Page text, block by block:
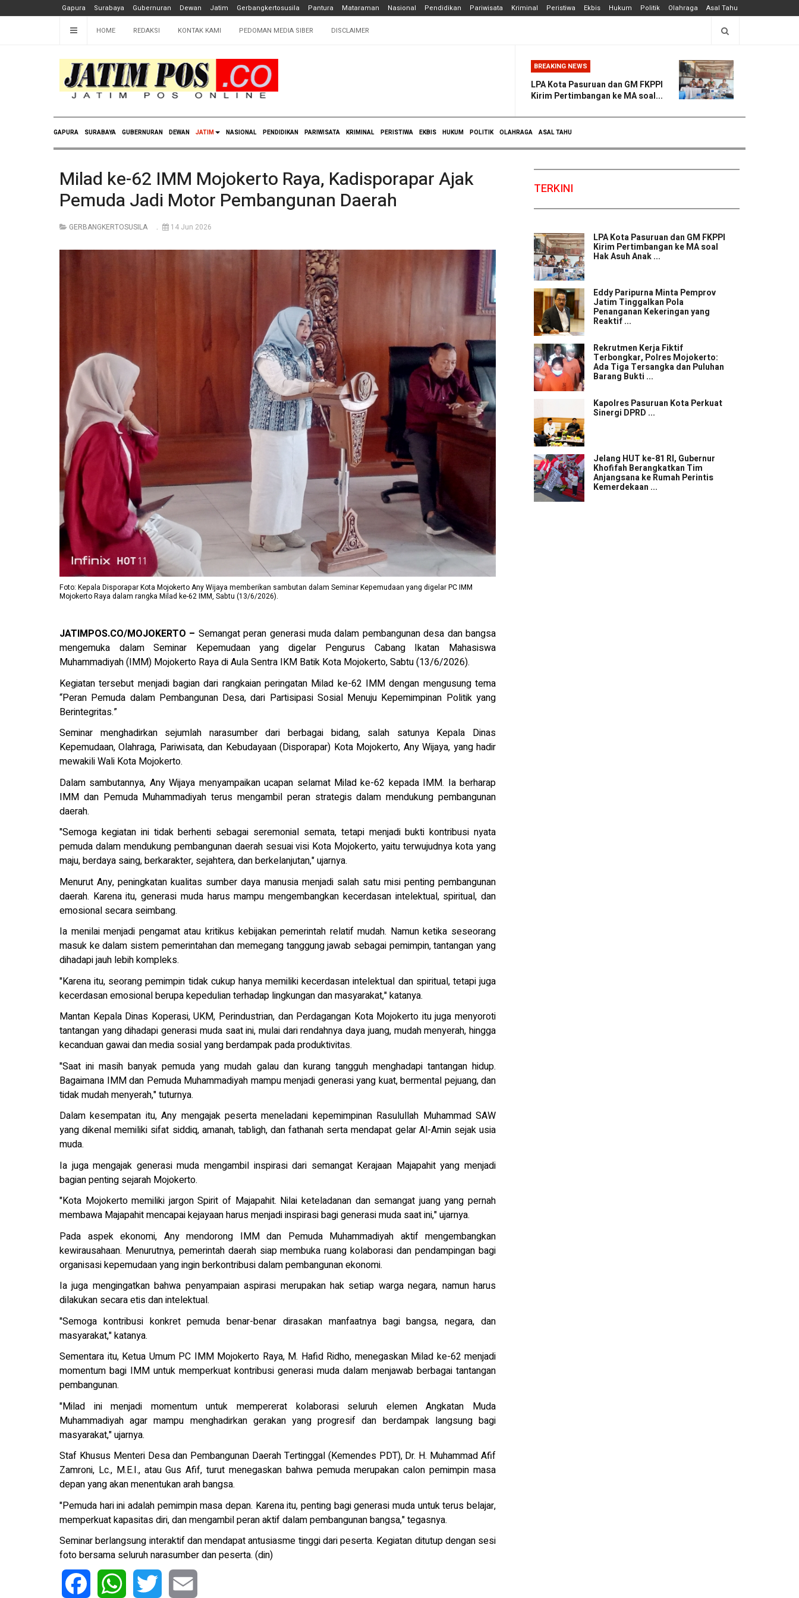
Gapura Surabaya Gubernuran Dewan Jatim Gerbangkertosusila Pantura Mataraman Nasional Pendidikan Pariwisata Kriminal Peristiwa Ekbis Hukum Politik Olahraga Asal Tahu
HOME REDAKSI KONTAK KAMI PEDOMAN MEDIA SIBER DISCLAIMER
BREAKING NEWS
LPA Kota Pasuruan dan GM FKPPI
Kirim Pertimbangan ke MA soal...
GAPURA SURABAYA GUBERNURAN DEWAN JATIM NASIONAL PENDIDIKAN PARIWISATA KRIMINAL PERISTIWA EKBIS HUKUM POLITIK OLAHRAGA ASAL TAHU
Milad ke-62 IMM Mojokerto Raya, Kadisporapar Ajak
Pemuda Jadi Motor Pembangunan Daerah
GERBANGKERTOSUSILA 14 Jun 2026
Foto: Kepala Disporapar Kota Mojokerto Any Wijaya memberikan sambutan dalam Seminar Kepemudaan yang digelar PC IMM
Mojokerto Raya dalam rangka Milad ke-62 IMM, Sabtu (13/6/2026).
JATIMPOS.CO/MOJOKERTO – Semangat peran generasi muda dalam pembangunan desa dan bangsa
mengemuka dalam Seminar Kepemudaan yang digelar Pengurus Cabang Ikatan Mahasiswa
Muhammadiyah (IMM) Mojokerto Raya di Aula Sentra IKM Batik Kota Mojokerto, Sabtu (13/6/2026).
Kegiatan tersebut menjadi bagian dari rangkaian peringatan Milad ke-62 IMM dengan mengusung tema
“Peran Pemuda dalam Pembangunan Desa, dari Partisipasi Sosial Menuju Kepemimpinan Politik yang
Berintegritas.”
Seminar menghadirkan sejumlah narasumber dari berbagai bidang, salah satunya Kepala Dinas
Kepemudaan, Olahraga, Pariwisata, dan Kebudayaan (Disporapar) Kota Mojokerto, Any Wijaya, yang hadir
mewakili Wali Kota Mojokerto.
Dalam sambutannya, Any Wijaya menyampaikan ucapan selamat Milad ke-62 kepada IMM. Ia berharap
IMM dan Pemuda Muhammadiyah terus mengambil peran strategis dalam mendukung pembangunan
daerah.
"Semoga kegiatan ini tidak berhenti sebagai seremonial semata, tetapi menjadi bukti kontribusi nyata
pemuda dalam mendukung pembangunan daerah sesuai visi Kota Mojokerto, yaitu terwujudnya kota yang
maju, berdaya saing, berkarakter, sejahtera, dan berkelanjutan," ujarnya.
Menurut Any, peningkatan kualitas sumber daya manusia menjadi salah satu misi penting pembangunan
daerah. Karena itu, generasi muda harus mampu mengembangkan kecerdasan intelektual, spiritual, dan
emosional secara seimbang.
Ia menilai menjadi pengamat atau kritikus kebijakan pemerintah relatif mudah. Namun ketika seseorang
masuk ke dalam sistem pemerintahan dan memegang tanggung jawab sebagai pemimpin, tantangan yang
dihadapi jauh lebih kompleks.
"Karena itu, seorang pemimpin tidak cukup hanya memiliki kecerdasan intelektual dan spiritual, tetapi juga
kecerdasan emosional berupa kepedulian terhadap lingkungan dan masyarakat," katanya.
Mantan Kepala Dinas Koperasi, UKM, Perindustrian, dan Perdagangan Kota Mojokerto itu juga menyoroti
tantangan yang dihadapi generasi muda saat ini, mulai dari rendahnya daya juang, mudah menyerah, hingga
kecanduan gawai dan media sosial yang berdampak pada produktivitas.
"Saat ini masih banyak pemuda yang mudah galau dan kurang tangguh menghadapi tantangan hidup.
Bagaimana IMM dan Pemuda Muhammadiyah mampu menjadi generasi yang kuat, bermental pejuang, dan
tidak mudah menyerah," tuturnya.
Dalam kesempatan itu, Any mengajak peserta meneladani kepemimpinan Rasulullah Muhammad SAW
yang dikenal memiliki sifat siddiq, amanah, tabligh, dan fathanah serta mendapat gelar Al-Amin sejak usia
muda.
Ia juga mengajak generasi muda mengambil inspirasi dari semangat Kerajaan Majapahit yang menjadi
bagian penting sejarah Mojokerto.
"Kota Mojokerto memiliki jargon Spirit of Majapahit. Nilai keteladanan dan semangat juang yang pernah
membawa Majapahit mencapai kejayaan harus menjadi inspirasi bagi generasi muda saat ini," ujarnya.
Pada aspek ekonomi, Any mendorong IMM dan Pemuda Muhammadiyah aktif mengembangkan
kewirausahaan. Menurutnya, pemerintah daerah siap membuka ruang kolaborasi dan pendampingan bagi
organisasi kepemudaan yang ingin berkontribusi dalam pembangunan ekonomi.
Ia juga mengingatkan bahwa penyampaian aspirasi merupakan hak setiap warga negara, namun harus
dilakukan secara etis dan intelektual.
"Semoga kontribusi konkret pemuda benar-benar dirasakan manfaatnya bagi bangsa, negara, dan
masyarakat," katanya.
Sementara itu, Ketua Umum PC IMM Mojokerto Raya, M. Hafid Ridho, menegaskan Milad ke-62 menjadi
momentum bagi IMM untuk memperkuat kontribusi generasi muda dalam menjawab berbagai tantangan
pembangunan.
"Milad ini menjadi momentum untuk mempererat kolaborasi seluruh elemen Angkatan Muda
Muhammadiyah agar mampu menghadirkan gerakan yang progresif dan berdampak langsung bagi
masyarakat," ujarnya.
Staf Khusus Menteri Desa dan Pembangunan Daerah Tertinggal (Kemendes PDT), Dr. H. Muhammad Afif
Zamroni, Lc., M.E.I., atau Gus Afif, turut menegaskan bahwa pemuda merupakan calon pemimpin masa
depan yang akan menentukan arah bangsa.
"Pemuda hari ini adalah pemimpin masa depan. Karena itu, penting bagi generasi muda untuk terus belajar,
memperkuat kapasitas diri, dan mengambil peran aktif dalam pembangunan bangsa," tegasnya.
Seminar berlangsung interaktif dan mendapat antusiasme tinggi dari peserta. Kegiatan ditutup dengan sesi
foto bersama seluruh narasumber dan peserta. (din)
TERKINI
LPA Kota Pasuruan dan GM FKPPI
Kirim Pertimbangan ke MA soal
Hak Asuh Anak ...
Eddy Paripurna Minta Pemprov
Jatim Tinggalkan Pola
Penanganan Kekeringan yang
Reaktif ...
Rekrutmen Kerja Fiktif
Terbongkar, Polres Mojokerto:
Ada Tiga Tersangka dan Puluhan
Barang Bukti ...
Kapolres Pasuruan Kota Perkuat
Sinergi DPRD ...
Jelang HUT ke-81 RI, Gubernur
Khofifah Berangkatkan Tim
Anjangsana ke Rumah Perintis
Kemerdekaan ...